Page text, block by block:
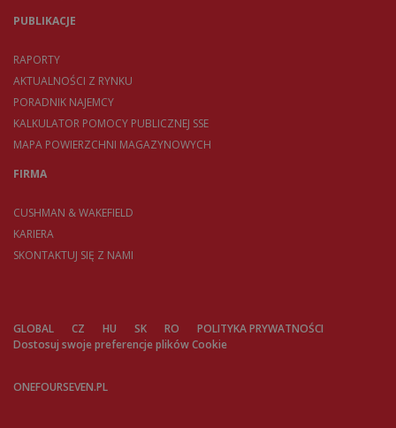
PUBLIKACJE
RAPORTY
AKTUALNOŚCI Z RYNKU
PORADNIK NAJEMCY
KALKULATOR POMOCY PUBLICZNEJ SSE
MAPA POWIERZCHNI MAGAZYNOWYCH
FIRMA
CUSHMAN & WAKEFIELD
KARIERA
SKONTAKTUJ SIĘ Z NAMI
GLOBAL CZ HU SK RO
POLITYKA PRYWATNOŚCI
Dostosuj swoje preferencje plików Cookie
ONEFOURSEVEN.PL